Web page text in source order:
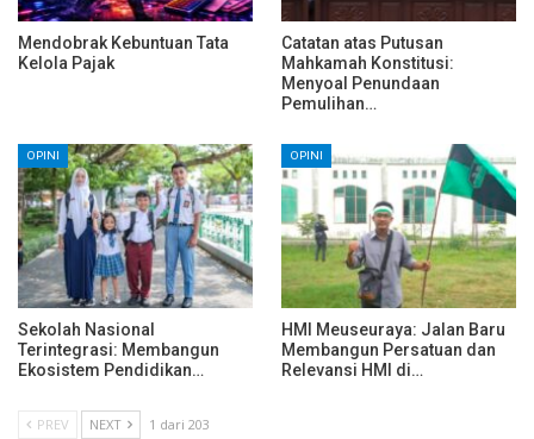
Mendobrak Kebuntuan Tata
Kelola Pajak
Catatan atas Putusan
Mahkamah Konstitusi:
Menyoal Penundaan
Pemulihan…
OPINI
Sekolah Nasional
Terintegrasi: Membangun
Ekosistem Pendidikan…
OPINI
HMI Meuseuraya: Jalan Baru
Membangun Persatuan dan
Relevansi HMI di…
PREV NEXT 1 dari 203